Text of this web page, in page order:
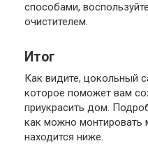
способами,
очистителем.
Итог
Как видите, цокольный
которое поможет вам
приукрасить дом.
как можно монтировать
находится ниже.